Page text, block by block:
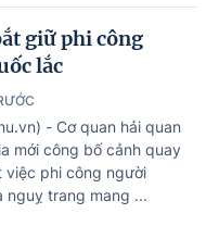
giữ phi công
lắc
- Cơ quan hải quan
mới công bố cảnh quay
việc phi công người
nguỵ trang mang ...